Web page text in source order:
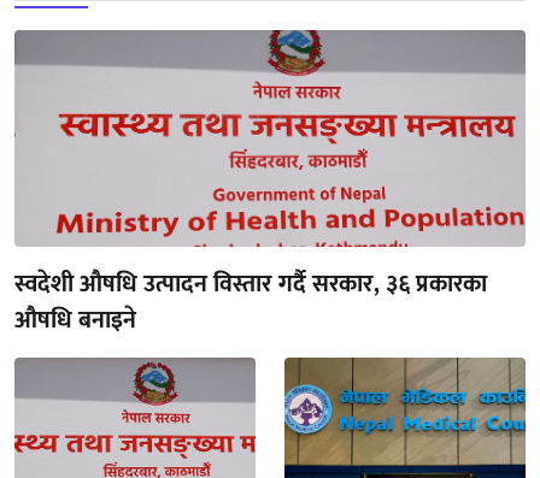
स्वदेशी औषधि उत्पादन विस्तार गर्दै सरकार, ३६ प्रकारका
औषधि बनाइने